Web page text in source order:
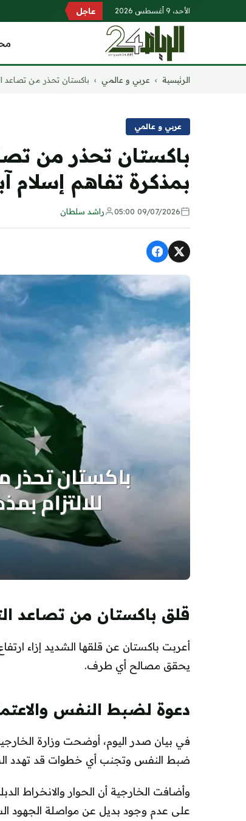
الأحد، 9 أغسطس 2026 عاجل
الرئيسية › عربي و عالمي › باكستان تحذر من تصاعد
عربي و عالمي
باكستان تحذر من
بمذكرة تفاهم إسلام
09/07/2026 05:00 راشد سلطان
قلق باكستان من تصاعد
أعربت باكستان عن قلقها الشديد إزاء
يحقق مصالح أي طرف.
دعوة لضبط النفس
في بيان صدر اليوم، أوضحت وزارة
ضبط النفس وتجنب أي خطوات قد تهدد
وأضافت الخارجية أن الحوار والانخراط
على عدم وجود بديل عن مواصلة الجهود